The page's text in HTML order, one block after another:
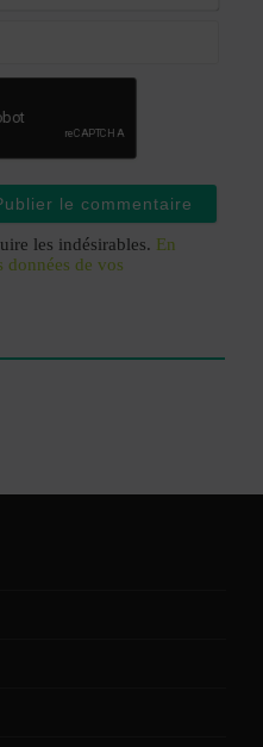
les indésirables. En
données de vos